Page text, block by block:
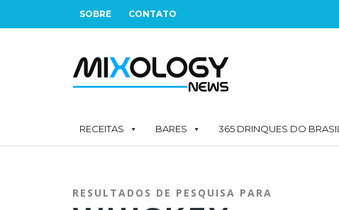
SOBRE CONTATO
RECEITAS BARES 365 DRINQUES DO BRASIL
RESULTADOS DE PESQUISA PARA